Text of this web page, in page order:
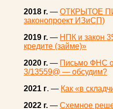
2018 г. — ОТКРЫТОЕ
законопроект ИЗиСП)
2019 г. — НПК и закон
кредите (займе)»
2020 г. — Письмо ФНС
3/13559@ — обсудим?
2021 г. — Как «в
2022 г. — Схемное